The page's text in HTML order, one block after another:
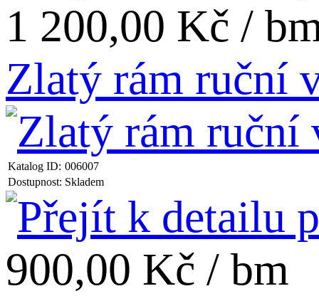
1 200,00 Kč /
Zlatý rám ruční
Katalog ID: 006007
Dostupnost: Skladem
900,00 Kč / bm